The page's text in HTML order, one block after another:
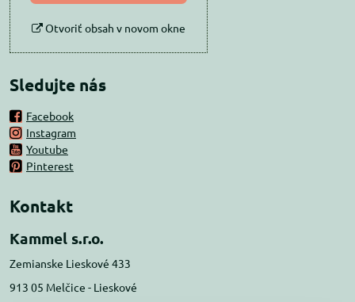
Otvoriť obsah v novom okne
Sledujte nás
Facebook
Instagram
Youtube
Pinterest
Kontakt
Kammel s.r.o.
Zemianske Lieskové 433
913 05 Melčice - Lieskové